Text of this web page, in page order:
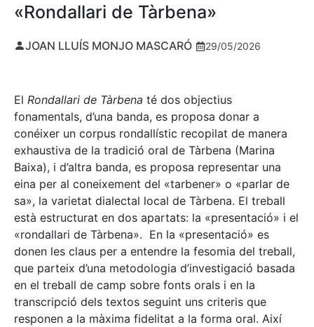
«Rondallari de Tàrbena»
JOAN LLUÍS MONJO MASCARÓ 29/05/2026
El Rondallari de Tàrbena té dos objectius
fonamentals, d’una banda, es proposa donar a
conéixer un corpus rondallístic recopilat de manera
exhaustiva de la tradició oral de Tàrbena (Marina
Baixa), i d’altra banda, es proposa representar una
eina per al coneixement del «tarbener» o «parlar de
sa», la varietat dialectal local de Tàrbena. El treball
està estructurat en dos apartats: la «presentació» i el
«rondallari de Tàrbena». En la «presentació» es
donen les claus per a entendre la fesomia del treball,
que parteix d’una metodologia d’investigació basada
en el treball de camp sobre fonts orals i en la
transcripció dels textos seguint uns criteris que
responen a la màxima fidelitat a la forma oral. Així